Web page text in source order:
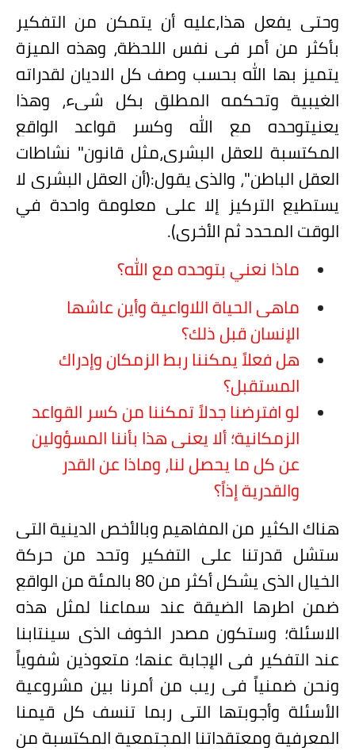
وحتى يفعل هذا،عليه أن يتمكن من التفكير
بأكثر من أمر في نفس اللحظة، وهذه الميزة
يتميز بها الله بحسب وصف كل الاديان لقدراته
الغيبية وتحكمه المطلق بكل شيء، وهذا
يعنيتوحده مع الله وكسر قواعد الواقع
المكتسبة للعقل البشري،مثل قانون" نشاطات
العقل الباطن"، والذي يقول:(أن العقل البشري لا
يستطيع التركيز إلا على معلومة واحدة في
الوقت المحدد ثم الأخرى).
ماذا نعني بتوحده مع الله؟
ماهي الحياة اللاواعية وأين عاشها
الإنسان قبل ذلك؟
هل فعلاً يمكننا ربط الزمكان وإدراك
المستقبل؟
لو افترضنا جدلاً تمكننا من كسر القواعد
الزمكانية؛ ألا يعني هذا بأننا المسؤولين
عن كل ما يحصل لنا، وماذا عن القدر
والقدرية إذاً؟
هناك الكثير من المفاهيم وبالأخص الدينية التي
ستشل قدرتنا على التفكير وتحد من حركة
الخيال الذي يشكل أكثر من 80 بالمئة من الواقع
ضمن اطرها الضيقة عند سماعنا لمثل هذه
الاسئلة؛ وستكون مصدر الخوف الذي سينتابنا
عند التفكير في الإجابة عنها؛ متعوذين شفوياً
ونحن ضمنياً في ريب من أمرنا بين مشروعية
الأسئلة وأجوبتها التي ربما تنسف كل قيمنا
المعرفية ومعتقداتنا المجتمعية المكتسبة من